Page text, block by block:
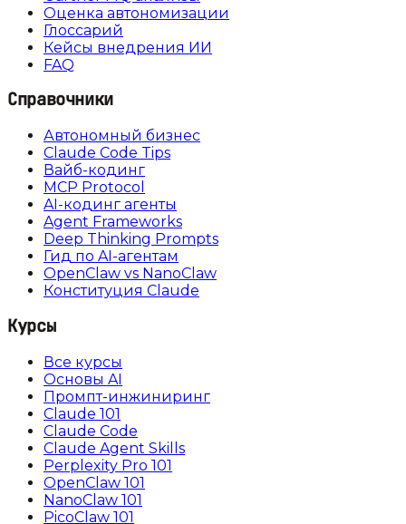
Оценка автономизации
Глоссарий
Кейсы внедрения ИИ
FAQ
Справочники
Автономный бизнес
Claude Code Tips
Вайб-кодинг
MCP Protocol
AI-кодинг агенты
Agent Frameworks
Deep Thinking Prompts
Гид по AI-агентам
OpenClaw vs NanoClaw
Конституция Claude
Курсы
Все курсы
Основы AI
Промпт-инжиниринг
Claude 101
Claude Code
Claude Agent Skills
Perplexity Pro 101
OpenClaw 101
NanoClaw 101
PicoClaw 101